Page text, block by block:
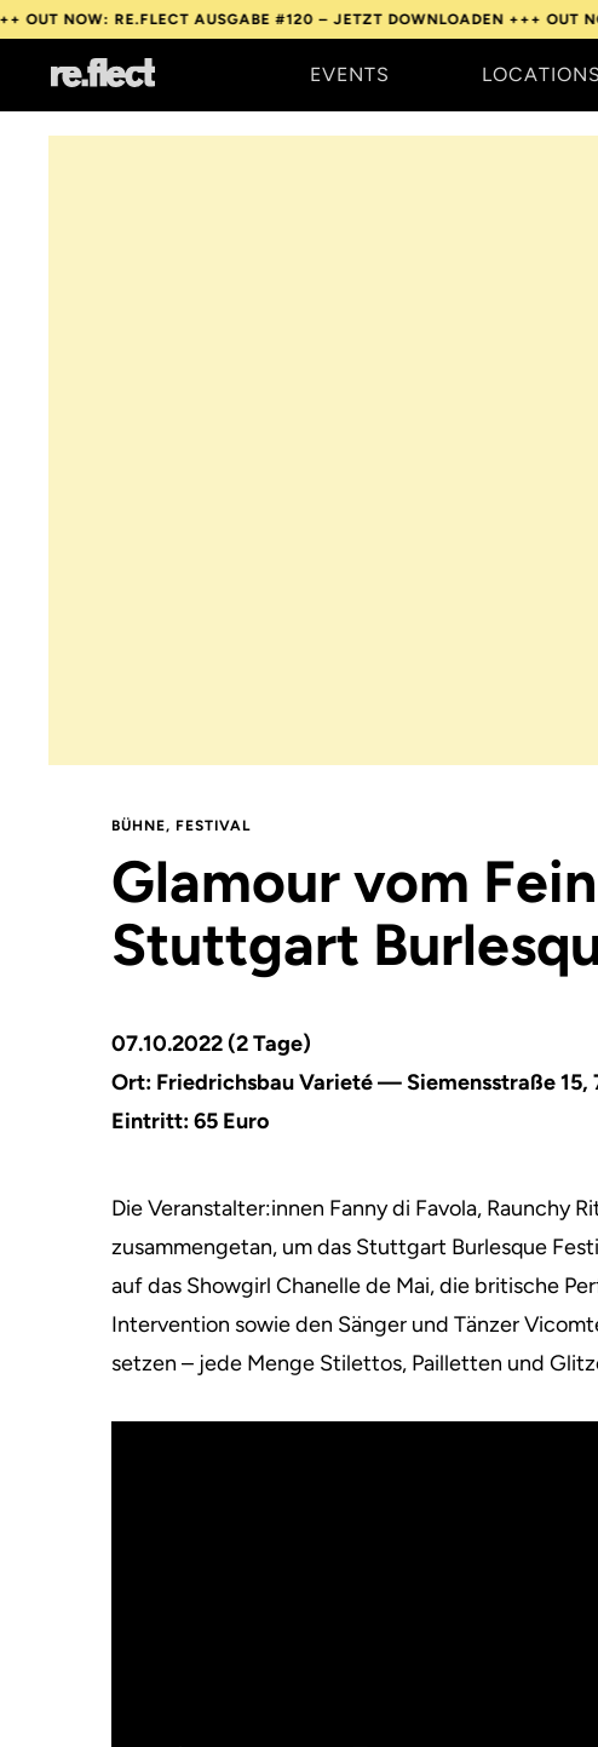
RE.FLECT AUSGABE #120 – JETZT DOWNLOADEN +++OUT NOW:
EVENTS LOCATIONS
BÜHNE, FESTIVAL
Glamour vom
Stuttgart
07.10.2022 (2 Tage)
Ort: Fried­richs­bau Va­rieté — Siemensstraße
Eintritt: 65 Euro
Die Veranstalter:innen Fanny di Favola, Raunchy
zusammengetan, um das Stuttgart Burlesque
auf das Showgirl Chanelle de Mai, die britische
Intervention sowie den Sänger und Tänzer
setzen – jede Menge Stilettos, Pailletten und